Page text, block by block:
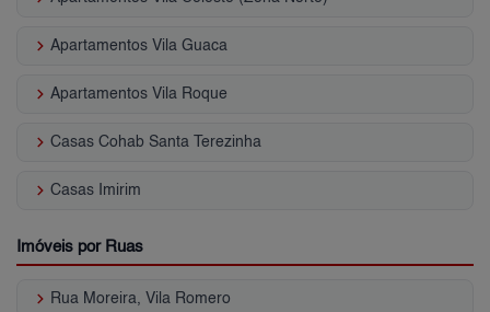
keyboard_arrow_right Apartamentos Vila Guaca
keyboard_arrow_right Apartamentos Vila Roque
keyboard_arrow_right Casas Cohab Santa Terezinha
keyboard_arrow_right Casas Imirim
Imóveis por Ruas
keyboard_arrow_right Rua Moreira, Vila Romero